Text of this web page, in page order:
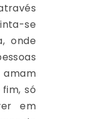
se
onde
só
em